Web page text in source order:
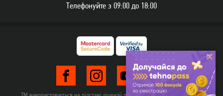
Телефонуйте з 09:00 до 18:00